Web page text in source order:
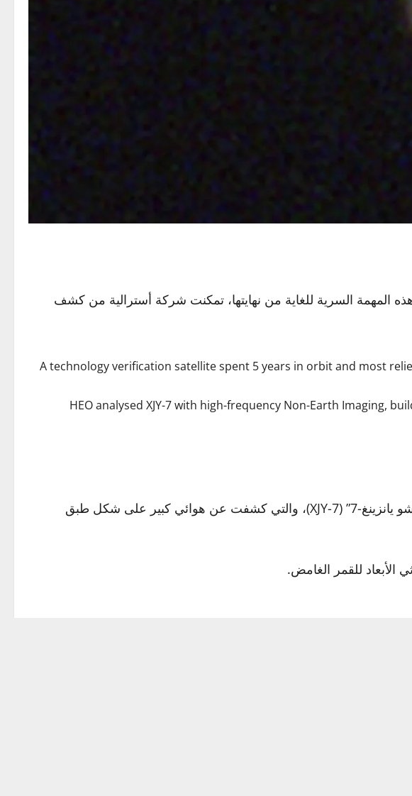
المهمة السرية للغاية من نهايتها، تمكنت شركة أسترالية من كشف
A technology verification satellite spent 5 years in orbit and most
HEO analysed XJY-7 with high-frequency Non-Earth Imaging,
وحصلت شركة “هاي إيرث أوربيت روبوتيكس” (HEO) على صور نادرة للقمر الصناعي الصيني “شينغيشو يانزينغ-7” (XJY-7)، والتي كشفت عن هوائي كبير على شكل طبق